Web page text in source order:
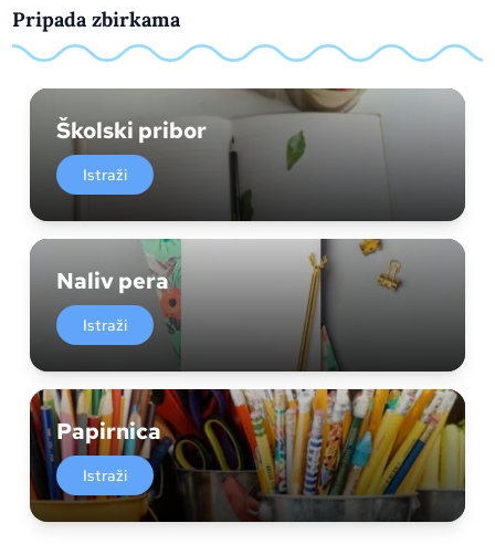
Pripada zbirkama
Školski pribor
Istraži
Naliv pera
Istraži
Papirnica
Istraži